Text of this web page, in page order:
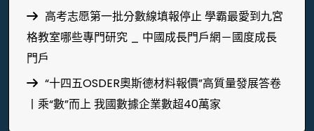
高考志愿第一批分數線填報停止 學霸最愛到九宮
格教室哪些專門研究 _ 中國成長門戶網－國度成長
門戶
“十四五OSDER奧斯德材料報價”高質量發展答卷
丨乘“數”而上 我國數據企業數超40萬家